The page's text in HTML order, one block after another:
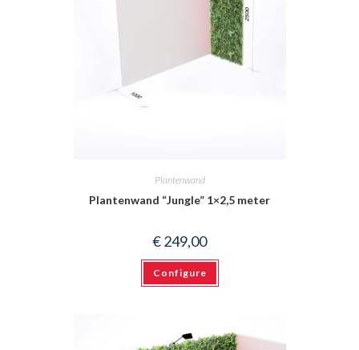
Plantenwand
Plantenwand “Jungle” 1×2,5 meter
€249,00
Configure